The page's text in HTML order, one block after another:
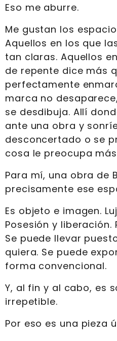
Eso me aburre.
Me gustan los
Aquellos en los que
tan claras. Aquellos
de repente dice más
perfectamente
marca no
se desdibuja. Allí
ante una obra y
desconcertado o se
cosa le preocupa
Para mí, una obra de
precisamente ese
Es objeto e imagen.
Posesión y liberación.
Se puede llevar
quiera. Se puede
forma convencional.
Y, al fin y al cabo, es
irrepetible.
Por eso es una pieza